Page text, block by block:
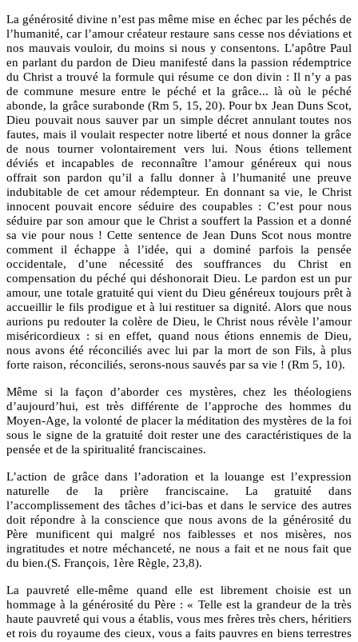
La générosité divine n’est pas même mise en échec par les péchés de
l’humanité, car l’amour créateur restaure sans cesse nos déviations et
nos mauvais vouloir, du moins si nous y consentons. L’apôtre Paul
en parlant du pardon de Dieu manifesté dans la passion rédemptrice
du Christ a trouvé la formule qui résume ce don divin : Il n’y a pas
de commune mesure entre le péché et la grâce... là où le péché
abonde, la grâce surabonde (Rm 5, 15, 20). Pour bx Jean Duns Scot,
Dieu pouvait nous sauver par un simple décret annulant toutes nos
fautes, mais il voulait respecter notre liberté et nous donner la grâce
de nous tourner volontairement vers lui. Nous étions tellement
déviés et incapables de reconnaître l’amour généreux qui nous
offrait son pardon qu’il a fallu donner à l’humanité une preuve
indubitable de cet amour rédempteur. En donnant sa vie, le Christ
innocent pouvait encore séduire des coupables : C’est pour nous
séduire par son amour que le Christ a souffert la Passion et a donné
sa vie pour nous ! Cette sentence de Jean Duns Scot nous montre
comment il échappe à l’idée, qui a dominé parfois la pensée
occidentale, d’une nécessité des souffrances du Christ en
compensation du péché qui déshonorait Dieu. Le pardon est un pur
amour, une totale gratuité qui vient du Dieu généreux toujours prêt à
accueillir le fils prodigue et à lui restituer sa dignité. Alors que nous
aurions pu redouter la colère de Dieu, le Christ nous révèle l’amour
miséricordieux : si en effet, quand nous étions ennemis de Dieu,
nous avons été réconciliés avec lui par la mort de son Fils, à plus
forte raison, réconciliés, serons-nous sauvés par sa vie ! (Rm 5, 10).
Même si la façon d’aborder ces mystères, chez les théologiens
d’aujourd’hui, est très différente de l’approche des hommes du
Moyen-Age, la volonté de placer la méditation des mystères de la foi
sous le signe de la gratuité doit rester une des caractéristiques de la
pensée et de la spiritualité franciscaines.
L’action de grâce dans l’adoration et la louange est l’expression
naturelle de la prière franciscaine. La gratuité dans
l’accomplissement des tâches d’ici-bas et dans le service des autres
doit répondre à la conscience que nous avons de la générosité du
Père munificent qui malgré nos faiblesses et nos misères, nos
ingratitudes et notre méchanceté, ne nous a fait et ne nous fait que
du bien.(S. François, 1ère Règle, 23,8).
La pauvreté elle-même quand elle est librement choisie est un
hommage à la générosité du Père : « Telle est la grandeur de la très
haute pauvreté qui vous a établis, vous mes frères très chers, héritiers
et rois du royaume des cieux, vous a faits pauvres en biens terrestres